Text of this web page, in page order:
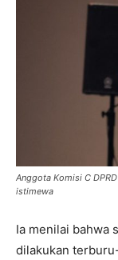
Anggota Komisi C
istimewa
Ia menilai bahwa
dilakukan